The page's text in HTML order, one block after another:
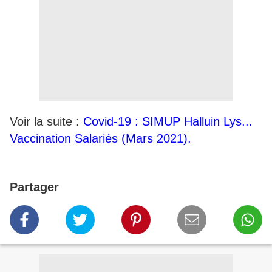
Voir la suite : Covid-19 : SIMUP Halluin Lys...
Vaccination Salariés (Mars 2021).
Partager